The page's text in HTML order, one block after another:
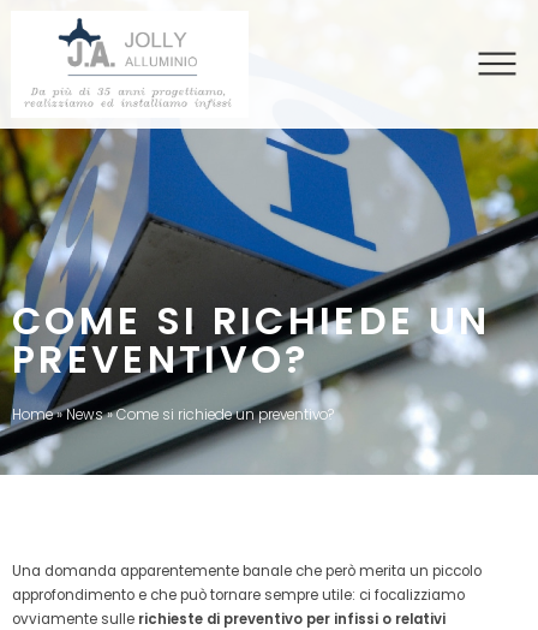
COME SI RICHIEDE UN
PREVENTIVO?
Home»News»Come si richiede un preventivo?
Una domanda apparentemente banale che però merita un piccolo
approfondimento e che può tornare sempre utile: ci focalizziamo
ovviamente sulle richieste di preventivo per infissi o relativi